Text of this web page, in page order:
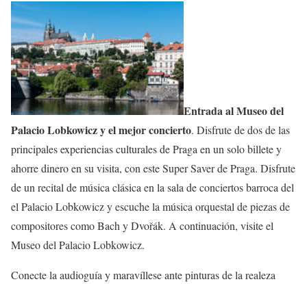
Entrada al Museo del
Palacio Lobkowicz y el mejor concierto. Disfrute de dos de las
principales experiencias culturales de Praga en un solo billete y
ahorre dinero en su visita, con este Super Saver de Praga. Disfrute
de un recital de música clásica en la sala de conciertos barroca del
el Palacio Lobkowicz y escuche la música orquestal de piezas de
compositores como Bach y Dvořák. A continuación, visite el
Museo del Palacio Lobkowicz.
Conecte la audioguía y maravíllese ante pinturas de la realeza